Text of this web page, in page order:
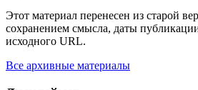
Этот материал перенесен из старой
сохранением смысла, даты
исходного URL.
Все архивные материалы